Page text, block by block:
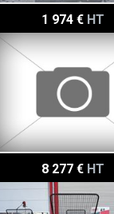
1 974 € HT
Königswieser KGD 300 M
8 277 € HT
Königswieser KGD 80